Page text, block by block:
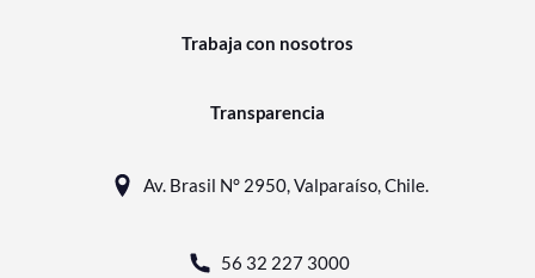
Trabaja con nosotros
Transparencia
Av. Brasil N° 2950, Valparaíso, Chile.
56 32 227 3000